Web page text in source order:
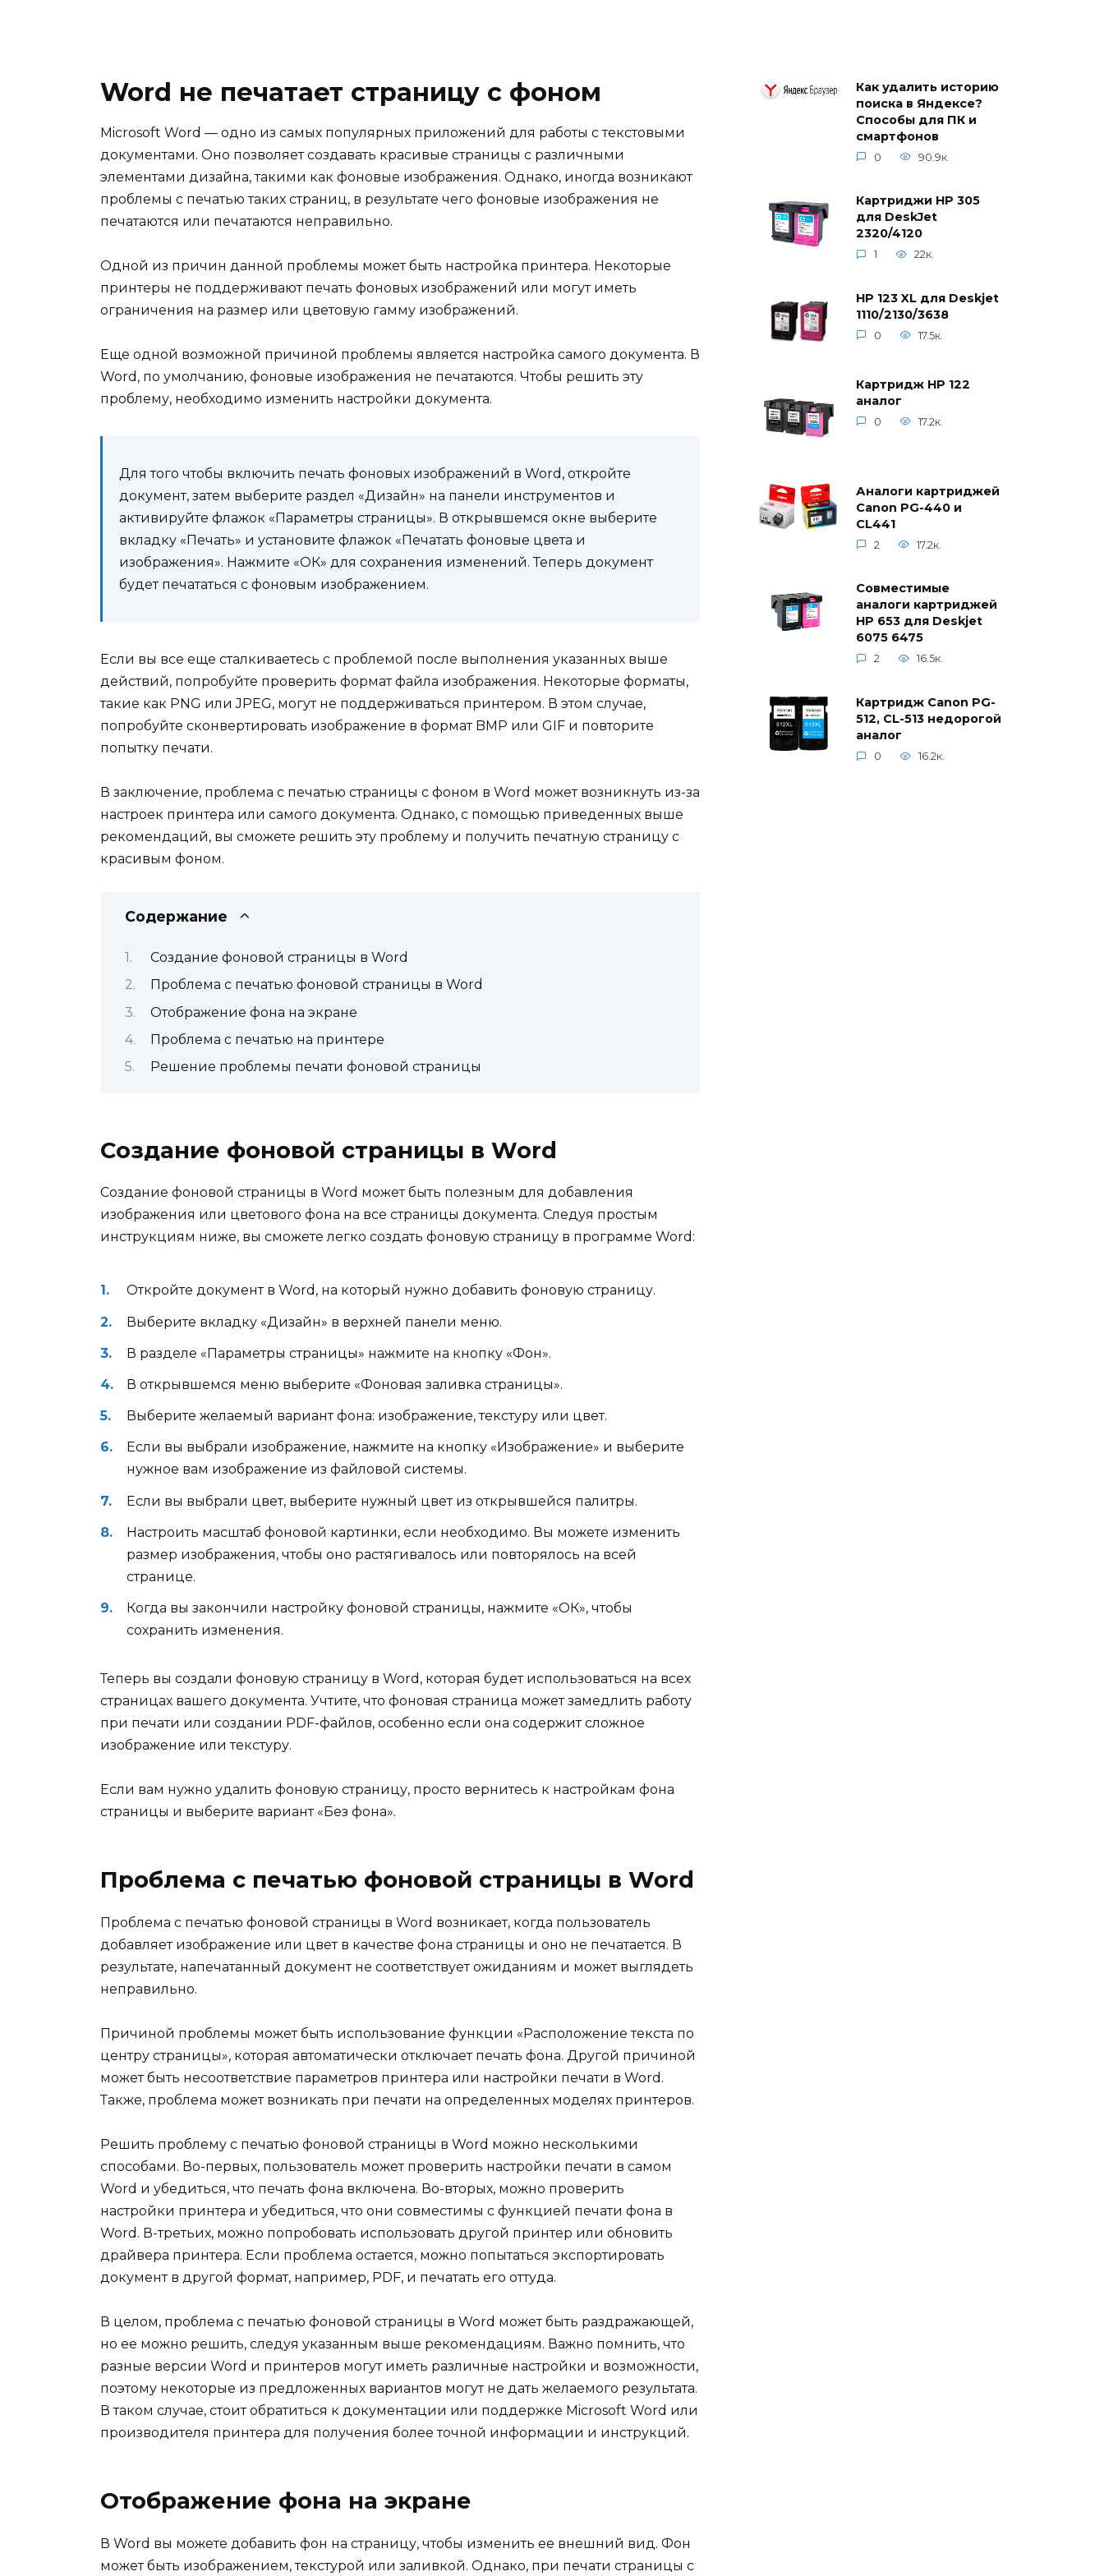
Word не печатает страницу с фоном
Microsoft Word — одно из самых популярных приложений для работы с текстовыми
документами. Оно позволяет создавать красивые страницы с различными
элементами дизайна, такими как фоновые изображения. Однако, иногда возникают
проблемы с печатью таких страниц, в результате чего фоновые изображения не
печатаются или печатаются неправильно.
Одной из причин данной проблемы может быть настройка принтера. Некоторые
принтеры не поддерживают печать фоновых изображений или могут иметь
ограничения на размер или цветовую гамму изображений.
Еще одной возможной причиной проблемы является настройка самого документа. В
Word, по умолчанию, фоновые изображения не печатаются. Чтобы решить эту
проблему, необходимо изменить настройки документа.
Для того чтобы включить печать фоновых изображений в Word, откройте
документ, затем выберите раздел «Дизайн» на панели инструментов и
активируйте флажок «Параметры страницы». В открывшемся окне выберите
вкладку «Печать» и установите флажок «Печатать фоновые цвета и
изображения». Нажмите «ОК» для сохранения изменений. Теперь документ
будет печататься с фоновым изображением.
Если вы все еще сталкиваетесь с проблемой после выполнения указанных выше
действий, попробуйте проверить формат файла изображения. Некоторые форматы,
такие как PNG или JPEG, могут не поддерживаться принтером. В этом случае,
попробуйте сконвертировать изображение в формат BMP или GIF и повторите
попытку печати.
В заключение, проблема с печатью страницы с фоном в Word может возникнуть из-за
настроек принтера или самого документа. Однако, с помощью приведенных выше
рекомендаций, вы сможете решить эту проблему и получить печатную страницу с
красивым фоном.
Содержание
Создание фоновой страницы в Word
Проблема с печатью фоновой страницы в Word
Отображение фона на экране
Проблема с печатью на принтере
Решение проблемы печати фоновой страницы
Создание фоновой страницы в Word
Создание фоновой страницы в Word может быть полезным для добавления
изображения или цветового фона на все страницы документа. Следуя простым
инструкциям ниже, вы сможете легко создать фоновую страницу в программе Word:
Откройте документ в Word, на который нужно добавить фоновую страницу.
Выберите вкладку «Дизайн» в верхней панели меню.
В разделе «Параметры страницы» нажмите на кнопку «Фон».
В открывшемся меню выберите «Фоновая заливка страницы».
Выберите желаемый вариант фона: изображение, текстуру или цвет.
Если вы выбрали изображение, нажмите на кнопку «Изображение» и выберите
нужное вам изображение из файловой системы.
Если вы выбрали цвет, выберите нужный цвет из открывшейся палитры.
Настроить масштаб фоновой картинки, если необходимо. Вы можете изменить
размер изображения, чтобы оно растягивалось или повторялось на всей
странице.
Когда вы закончили настройку фоновой страницы, нажмите «ОК», чтобы
сохранить изменения.
Теперь вы создали фоновую страницу в Word, которая будет использоваться на всех
страницах вашего документа. Учтите, что фоновая страница может замедлить работу
при печати или создании PDF-файлов, особенно если она содержит сложное
изображение или текстуру.
Если вам нужно удалить фоновую страницу, просто вернитесь к настройкам фона
страницы и выберите вариант «Без фона».
Проблема с печатью фоновой страницы в Word
Проблема с печатью фоновой страницы в Word возникает, когда пользователь
добавляет изображение или цвет в качестве фона страницы и оно не печатается. В
результате, напечатанный документ не соответствует ожиданиям и может выглядеть
неправильно.
Причиной проблемы может быть использование функции «Расположение текста по
центру страницы», которая автоматически отключает печать фона. Другой причиной
может быть несоответствие параметров принтера или настройки печати в Word.
Также, проблема может возникать при печати на определенных моделях принтеров.
Решить проблему с печатью фоновой страницы в Word можно несколькими
способами. Во-первых, пользователь может проверить настройки печати в самом
Word и убедиться, что печать фона включена. Во-вторых, можно проверить
настройки принтера и убедиться, что они совместимы с функцией печати фона в
Word. В-третьих, можно попробовать использовать другой принтер или обновить
драйвера принтера. Если проблема остается, можно попытаться экспортировать
документ в другой формат, например, PDF, и печатать его оттуда.
В целом, проблема с печатью фоновой страницы в Word может быть раздражающей,
но ее можно решить, следуя указанным выше рекомендациям. Важно помнить, что
разные версии Word и принтеров могут иметь различные настройки и возможности,
поэтому некоторые из предложенных вариантов могут не дать желаемого результата.
В таком случае, стоит обратиться к документации или поддержке Microsoft Word или
производителя принтера для получения более точной информации и инструкций.
Отображение фона на экране
В Word вы можете добавить фон на страницу, чтобы изменить ее внешний вид. Фон
может быть изображением, текстурой или заливкой. Однако, при печати страницы с
Как удалить историю
поиска в Яндексе?
Способы для ПК и
смартфонов
0 90.9к.
Картриджи HP 305
для DeskJet
2320/4120
1 22к.
HP 123 XL для Deskjet
1110/2130/3638
0 17.5к.
Картридж HP 122
аналог
0 17.2к.
Аналоги картриджей
Canon PG-440 и
CL441
2 17.2к.
Совместимые
аналоги картриджей
HP 653 для Deskjet
6075 6475
2 16.5к.
Картридж Canon PG-
512, CL-513 недорогой
аналог
0 16.2к.